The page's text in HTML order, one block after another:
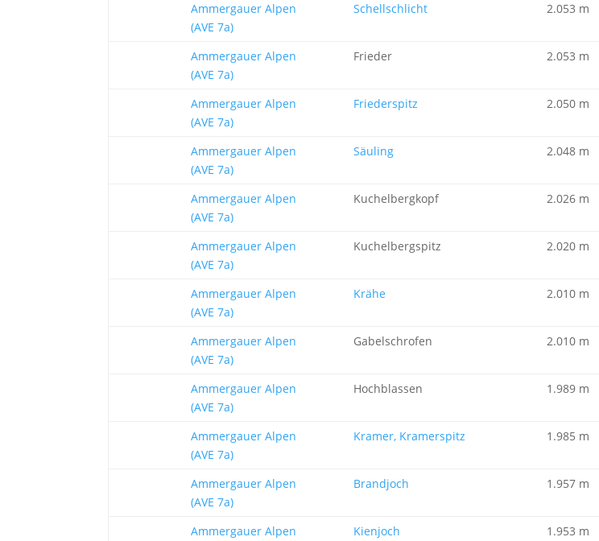
Ammergauer Alpen
(AVE 7a)
Schellschlicht 2.053 m
Ammergauer Alpen
(AVE 7a)
Frieder 2.053 m
Ammergauer Alpen
(AVE 7a)
Friederspitz 2.050 m
Ammergauer Alpen
(AVE 7a)
Säuling 2.048 m
Ammergauer Alpen
(AVE 7a)
Kuchelbergkopf 2.026 m
Ammergauer Alpen
(AVE 7a)
Kuchelbergspitz 2.020 m
Ammergauer Alpen
(AVE 7a)
Krähe 2.010 m
Ammergauer Alpen
(AVE 7a)
Gabelschrofen 2.010 m
Ammergauer Alpen
(AVE 7a)
Hochblassen 1.989 m
Ammergauer Alpen
(AVE 7a)
Kramer, Kramerspitz 1.985 m
Ammergauer Alpen
(AVE 7a)
Brandjoch 1.957 m
Ammergauer Alpen
Kienjoch 1.953 m